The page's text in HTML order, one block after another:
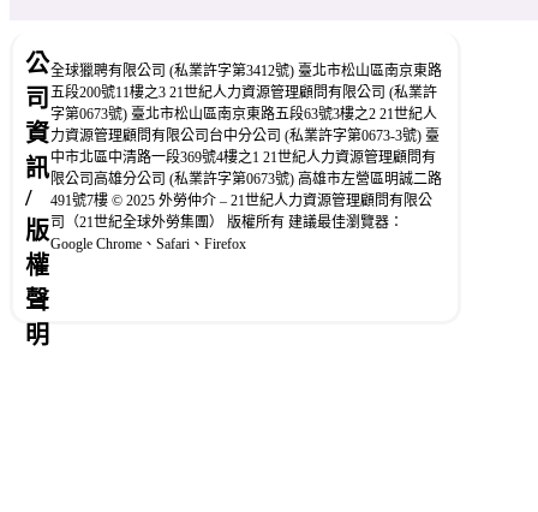
公
司
資
訊
/
版
權
聲
明
全球獵聘有限公司 (私業許字第3412號) 臺北市松山區南京東路
五段200號11樓之3 21世紀人力資源管理顧問有限公司 (私業許
字第0673號) 臺北市松山區南京東路五段63號3樓之2 21世紀人
力資源管理顧問有限公司台中分公司 (私業許字第0673-3號) 臺
中市北區中清路一段369號4樓之1 21世紀人力資源管理顧問有
限公司高雄分公司 (私業許字第0673號) 高雄市左營區明誠二路
491號7樓 © 2025 外勞仲介 – 21世紀人力資源管理顧問有限公
司（21世紀全球外勞集團） 版權所有 建議最佳瀏覽器：
Google Chrome、Safari、Firefox